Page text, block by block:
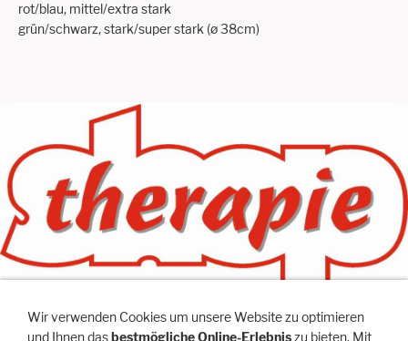
rot/blau, mittel/extra stark
grün/schwarz, stark/super stark (ø 38cm)
Wir verwenden Cookies um unsere Website zu optimieren
und Ihnen dasbestmögliche Online-Erlebniszu bieten. Mit